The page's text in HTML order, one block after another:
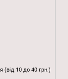
(від 10 до 40 грн.)